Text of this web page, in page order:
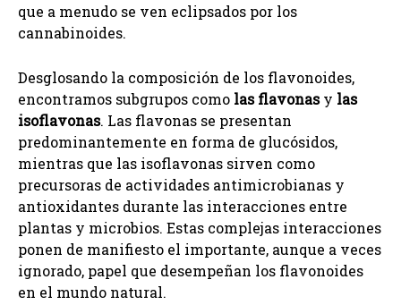
que a menudo se ven eclipsados por los
cannabinoides.
Desglosando la composición de los flavonoides,
encontramos subgrupos como las flavonasy las
isoflavonas. Las flavonas se presentan
predominantemente en forma de glucósidos,
mientras que las isoflavonas sirven como
precursoras de actividades antimicrobianas y
antioxidantes durante las interacciones entre
plantas y microbios. Estas complejas interacciones
ponen de manifiesto el importante, aunque a veces
ignorado, papel que desempeñan los flavonoides
en el mundo natural.